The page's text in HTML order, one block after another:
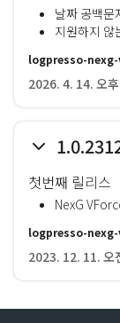
날짜 공백문
지원하지 않
logpresso-
2026. 4. 14. 오
첫번째 릴리스
NexG
logpresso-
2023. 12. 11. 오